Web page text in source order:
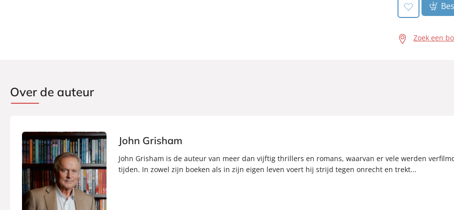
Zoek een
Over de auteur
John Grisham
John Grisham is de auteur van meer dan vijftig thrillers en romans, waarvan er vele werden
tijden. In zowel zijn boeken als in zijn eigen leven voert hij strijd tegen onrecht en trekt...